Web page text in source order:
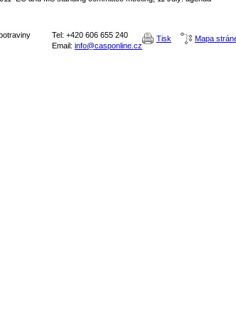
Tel: +420 606 655 240
Email: info@casponline.cz
Tisk Mapa